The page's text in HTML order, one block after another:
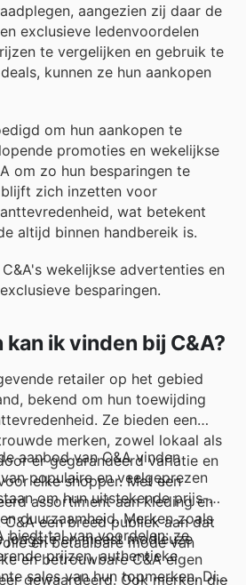
aangezien zij daar de
exclusieve ledenvoordelen
te vergelijken en gebruik te
kunnen ze hun aankopen
om hun aankopen te
promoties en wekelijkse
om zo hun besparingen te
blijft zich inzetten voor
wat betekent
altijd binnen handbereik is.
wekelijkse advertenties en
besparingen.
kan ik vinden bij C&A?
retailer op het gebied
bekend om hun toewijding
Ze bieden een
merken, zowel lokaal als
er gegarandeerd variatie en
elke shopper. Met een
assortiment aan kleding en
een breed publiek aan dat
en betaalbare mode van
aanbod van C&A vinden
populaire en veelgeprezen
om hun uitstekende prijs-
duurzaamheid. Merken zoals
jongste en meest modieuze
en betrouwbare C&A eigen
gewaardeerd. Ook merken die
biedt tal van voordelen: ze
prijzen, authentieke
sales van hun topmerken. Dit